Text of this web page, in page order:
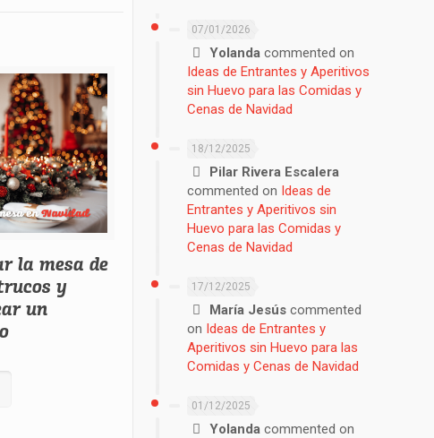
la mesa de
y
un
07/01/2026
Yolandacommented on
Ideas de Entrantes y Aperitivos
sin Huevo para las Comidas y
Cenas de Navidad
18/12/2025
Pilar Rivera Escalera
commented on Ideas de
Entrantes y Aperitivos sin
Huevo para las Comidas y
Cenas de Navidad
17/12/2025
María Jesúscommented
on Ideas de Entrantes y
Aperitivos sin Huevo para las
Comidas y Cenas de Navidad
01/12/2025
Yolandacommented on